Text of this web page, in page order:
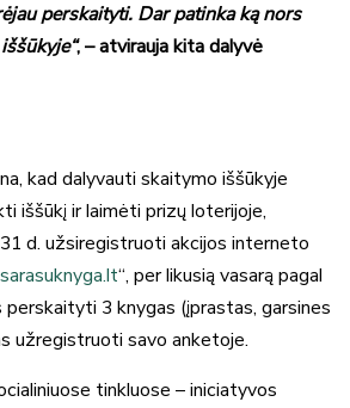
perskaityti. Dar patinka ką nors
, – atvirauja kita dalyvė
kad dalyvauti skaitymo iššūkyje
iššūkį ir laimėti prizų loterijoje,
d. užsiregistruoti akcijos interneto
“, per likusią vasarą pagal
3 knygas (įprastas, garsines
užregistruoti savo anketoje.
tinkluose – iniciatyvos